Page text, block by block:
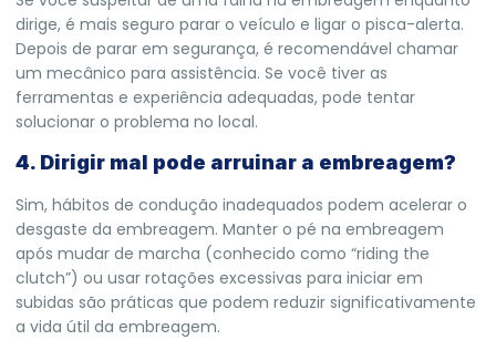
dirige, é mais seguro parar o veículo e ligar o pisca-alerta.
Depois de parar em segurança, é recomendável chamar
um mecânico para assistência. Se você tiver as
ferramentas e experiência adequadas, pode tentar
solucionar o problema no local.
4. Dirigir mal pode arruinar a embreagem?
Sim, hábitos de condução inadequados podem acelerar o
desgaste da embreagem. Manter o pé na embreagem
após mudar de marcha (conhecido como “riding the
clutch”) ou usar rotações excessivas para iniciar em
subidas são práticas que podem reduzir significativamente
a vida útil da embreagem.